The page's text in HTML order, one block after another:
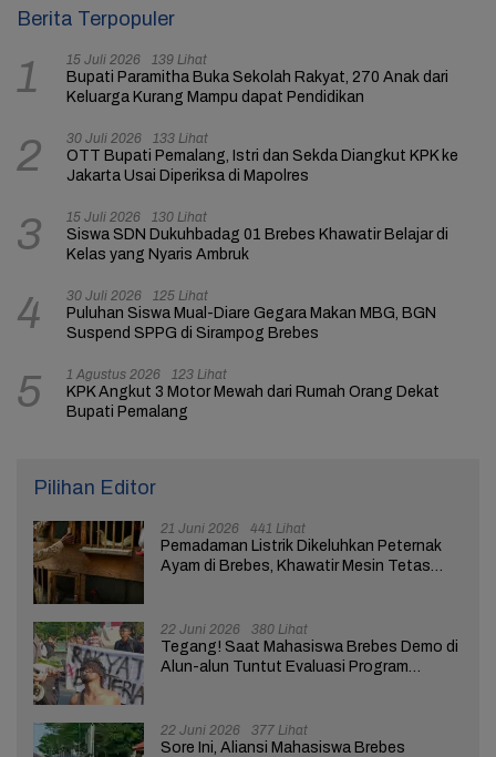
Berita Terpopuler
1 15 Juli 2026 139 Lihat
Bupati Paramitha Buka Sekolah Rakyat, 270 Anak dari
Keluarga Kurang Mampu dapat Pendidikan
2 30 Juli 2026 133 Lihat
OTT Bupati Pemalang, Istri dan Sekda Diangkut KPK ke
Jakarta Usai Diperiksa di Mapolres
3 15 Juli 2026 130 Lihat
Siswa SDN Dukuhbadag 01 Brebes Khawatir Belajar di
Kelas yang Nyaris Ambruk
4 30 Juli 2026 125 Lihat
Puluhan Siswa Mual-Diare Gegara Makan MBG, BGN
Suspend SPPG di Sirampog Brebes
5 1 Agustus 2026 123 Lihat
KPK Angkut 3 Motor Mewah dari Rumah Orang Dekat
Bupati Pemalang
Pilihan Editor
21 Juni 2026 441 Lihat
Pemadaman Listrik Dikeluhkan Peternak
Ayam di Brebes, Khawatir Mesin Tetas
22 Juni 2026 380 Lihat
Tegang! Saat Mahasiswa Brebes Demo di
Alun-alun Tuntut Evaluasi Program
22 Juni 2026 377 Lihat
Sore Ini, Aliansi Mahasiswa Brebes